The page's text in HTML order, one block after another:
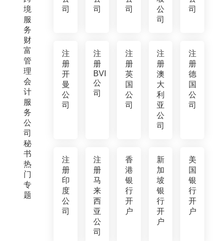
境
服
务
财
富
管
理
会
计
服
务
公
司
秘
书
热
门
专
题
司
司
司
公
司
司
注
册
开
曼
公
司
注
册
BVI
公
司
注
册
英
国
公
司
注
册
澳
大
利
亚
公
司
注
册
德
国
公
司
注
册
印
度
公
司
注
册
马
来
西
亚
公
司
香
港
银
行
开
户
新
加
坡
银
行
开
户
美
国
银
行
开
户